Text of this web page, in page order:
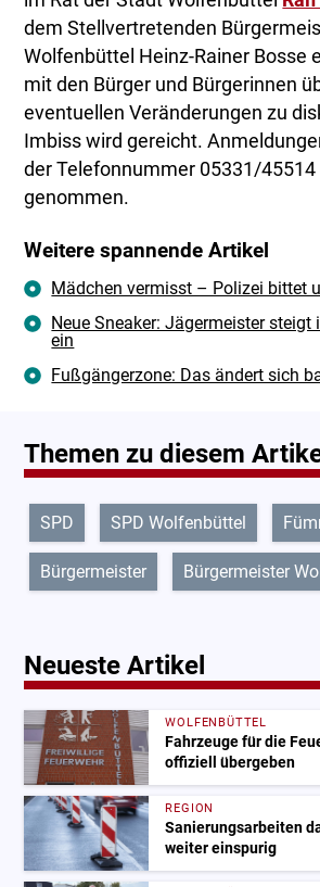
dem Stellvertretenden
Wolfenbüttel Heinz-Rainer Bosse
mit den Bürger und Bürgerinnen
eventuellen Veränderungen zu
Imbiss wird gereicht.
der Telefonnummer 05331/45514
genommen.
Weitere spannende Artikel
Mädchen vermisst – Polizei bittet
Neue Sneaker: Jägermeister
ein
Fußgängerzone: Das ändert sich
Themen zu diesem
SPD SPD Wolfenbüttel
Bürgermeister Bürgermeister
Neueste Artikel
WOLFENBÜTTEL
Fahrzeuge für die
offiziell übergeben
REGION
Sanierungsarbeiten
weiter einspurig